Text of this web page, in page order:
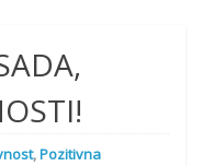
,Pozitivna